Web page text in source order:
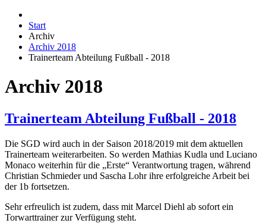
Start
Archiv
Archiv 2018
Trainerteam Abteilung Fußball - 2018
Archiv 2018
Trainerteam Abteilung Fußball - 2018
Die SGD wird auch in der Saison 2018/2019 mit dem aktuellen
Trainerteam weiterarbeiten. So werden Mathias Kudla und Luciano
Monaco weiterhin für die „Erste“ Verantwortung tragen, während
Christian Schmieder und Sascha Lohr ihre erfolgreiche Arbeit bei
der 1b fortsetzen.
Sehr erfreulich ist zudem, dass mit Marcel Diehl ab sofort ein
Torwarttrainer zur Verfügung steht.